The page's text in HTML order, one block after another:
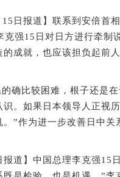
报道】联系到安倍首相
强15日对日方进行牵制
成就，也应该担负起前
比较困难，根子还是在
。如果日本领导人正视
”作为进一步改善日中关
】中国总理李克强15日